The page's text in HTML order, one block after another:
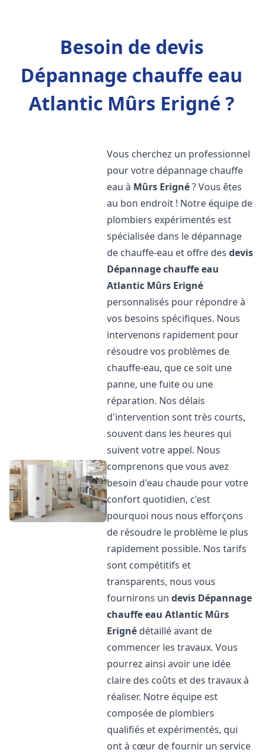
Besoin de devis
Dépannage chauffe eau
Atlantic Mûrs Erigné ?
Vous cherchez un professionnel
pour votre dépannage chauffe
eau à Mûrs Erigné? Vous êtes
au bon endroit ! Notre équipe de
plombiers expérimentés est
spécialisée dans le dépannage
de chauffe-eau et offre desdevis
Dépannage chauffe eau
Atlantic Mûrs Erigné
personnalisés pour répondre à
vos besoins spécifiques. Nous
intervenons rapidement pour
résoudre vos problèmes de
chauffe-eau, que ce soit une
panne, une fuite ou une
réparation. Nos délais
d'intervention sont très courts,
souvent dans les heures qui
suivent votre appel. Nous
comprenons que vous avez
besoin d'eau chaude pour votre
confort quotidien, c'est
pourquoi nous nous efforçons
de résoudre le problème le plus
rapidement possible. Nos tarifs
sont compétitifs et
transparents, nous vous
fournirons undevis Dépannage
chauffe eau Atlantic Mûrs
Erigné détaillé avant de
commencer les travaux. Vous
pourrez ainsi avoir une idée
claire des coûts et des travaux à
réaliser. Notre équipe est
composée de plombiers
qualifiés et expérimentés, qui
ont à cœur de fournir un service